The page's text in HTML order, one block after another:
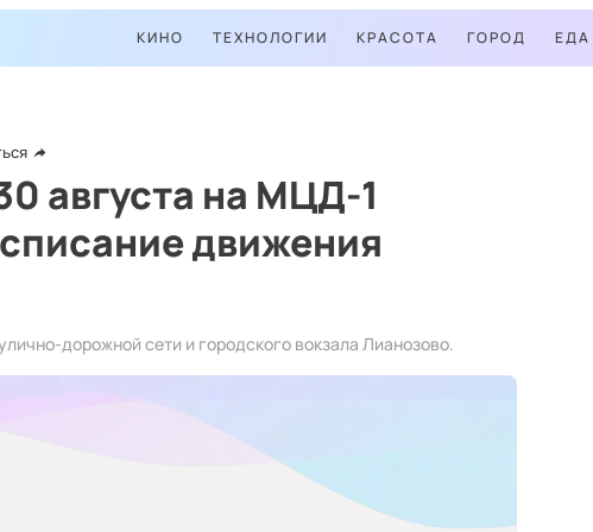
КИНО ТЕХНОЛОГИИ КРАСОТА ГОРОД ЕДА
августа на МЦД-1
движения
дорожной сети и городского вокзала Лианозово.